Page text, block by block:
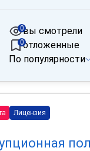
вы смотрели
0
отложенные
0
По популярности
Лицензия